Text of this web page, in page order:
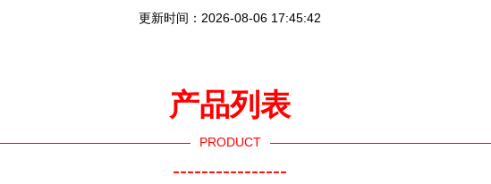
更新时间：2026-08-06 17:45:42
产品列表
PRODUCT
----------------